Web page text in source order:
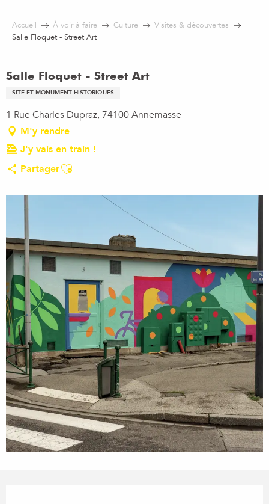
contenu
Accueil À voir à faire Culture
Visites & découvertes
Salle Floquet - Street Art
Salle Floquet - Street Art
SITE ET MONUMENT HISTORIQUES
1 Rue Charles Dupraz, 74100 Annemasse
M'y rendre
J'y vais en train !
PartagerAjouter aux favoris